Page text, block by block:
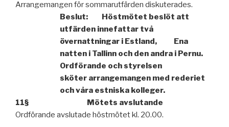
Arrangemangen för sommarutfärden diskuterades.
Beslut: Höstmötet beslöt att
utfärden innefattar två
övernattningar i Estland, Ena
natten i Tallinn och den andra i Pernu.
Ordförande och styrelsen
sköter arrangemangen med rederiet
och våra estniska kolleger.
11§ Mötets avslutande
Ordförande avslutade höstmötet kl. 20.00.